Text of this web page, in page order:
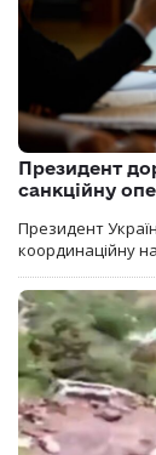
Президент
санкційну
Президент
координаційну